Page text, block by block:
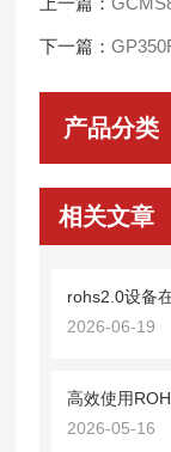
下一篇：
产品分类
相关文章
2026-06-19
高效使用
2026-05-16